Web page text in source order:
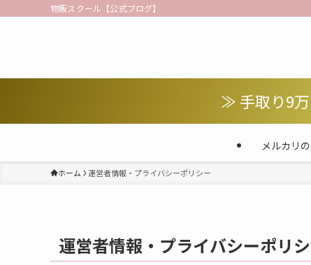
物販スクール【公式ブログ】
メルカリ
≫ 手取り9
ホーム 運営者情報・プライバシーポリシー
運営者情報・プライバシーポリ